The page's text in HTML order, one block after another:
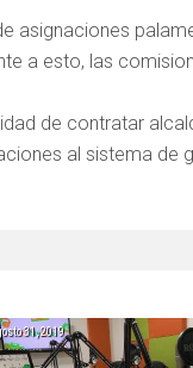
asignaciones
a esto, las
de contratar
al sistema de
31, 2019